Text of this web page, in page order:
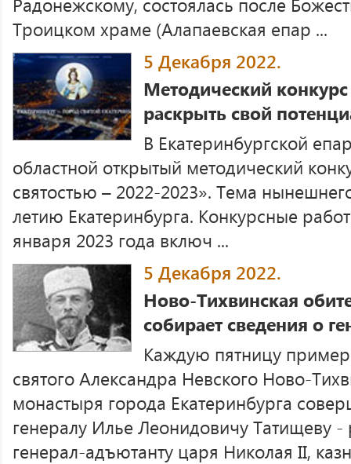
Троицком храме (Алапаевская епар ...
5 Декабря 2022.
Методический
раскрыть свой
В Екатеринбургской
областной открытый методический
святостью – 2022-2023». Тема
летию Екатеринбурга. Конкурсные
января 2023 года включ ...
5 Декабря 2022.
Ново-Тихвинская
собирает сведения о
Каждую пятницу
святого Александра Невского Ново-
монастыря города Екатеринбурга
генералу Илье Леонидовичу Татищеву -
генерал-адъютанту царя Николая II,